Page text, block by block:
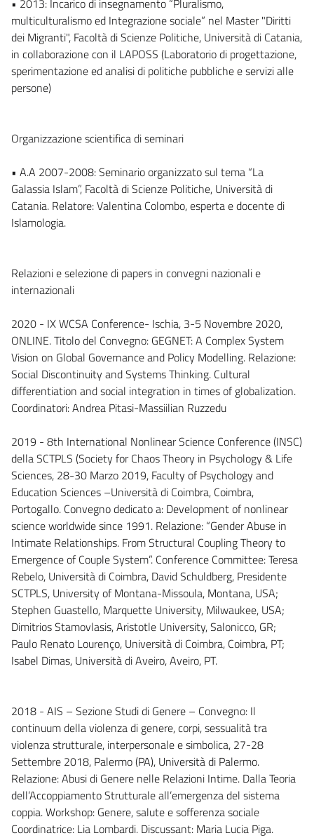
multiculturalismo ed Integrazione sociale” nel Master "Diritti
dei Migranti", Facoltà di Scienze Politiche, Università di Catania,
in collaborazione con il LAPOSS (Laboratorio di progettazione,
sperimentazione ed analisi di politiche pubbliche e servizi alle
persone)
Organizzazione scientifica di seminari
• A.A 2007-2008: Seminario organizzato sul tema “La
Galassia Islam”, Facoltà di Scienze Politiche, Università di
Catania. Relatore: Valentina Colombo, esperta e docente di
Islamologia.
Relazioni e selezione di papers in convegni nazionali e
internazionali
2020 - IX WCSA Conference- Ischia, 3-5 Novembre 2020,
ONLINE. Titolo del Convegno: GEGNET: A Complex System
Vision on Global Governance and Policy Modelling. Relazione:
Social Discontinuity and Systems Thinking. Cultural
differentiation and social integration in times of globalization.
Coordinatori: Andrea Pitasi-Massiilian Ruzzedu
2019 - 8th International Nonlinear Science Conference (INSC)
della SCTPLS (Society for Chaos Theory in Psychology & Life
Sciences, 28-30 Marzo 2019, Faculty of Psychology and
Education Sciences –Università di Coimbra, Coimbra,
Portogallo. Convegno dedicato a: Development of nonlinear
science worldwide since 1991. Relazione: “Gender Abuse in
Intimate Relationships. From Structural Coupling Theory to
Emergence of Couple System”. Conference Committee: Teresa
Rebelo, Università di Coimbra, David Schuldberg, Presidente
SCTPLS, University of Montana-Missoula, Montana, USA;
Stephen Guastello, Marquette University, Milwaukee, USA;
Dimitrios Stamovlasis, Aristotle University, Salonicco, GR;
Paulo Renato Lourenço, Università di Coimbra, Coimbra, PT;
Isabel Dimas, Università di Aveiro, Aveiro, PT.
2018 - AIS – Sezione Studi di Genere – Convegno: Il
continuum della violenza di genere, corpi, sessualità tra
violenza strutturale, interpersonale e simbolica, 27-28
Settembre 2018, Palermo (PA), Università di Palermo.
Relazione: Abusi di Genere nelle Relazioni Intime. Dalla Teoria
dell’Accoppiamento Strutturale all’emergenza del sistema
coppia. Workshop: Genere, salute e sofferenza sociale
Coordinatrice: Lia Lombardi. Discussant: Maria Lucia Piga.